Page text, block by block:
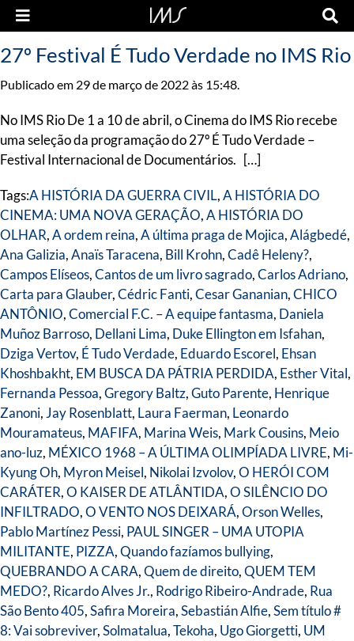
27º Festival É Tudo Verdade no IMS Rio
Publicado em 29 de março de 2022 às 15:48.
No IMS Rio De 1 a 10 de abril, o Cinema do IMS Rio recebe
uma seleção da programação do 27º É Tudo Verdade –
Festival Internacional de Documentários. […]
Tags:A HISTÓRIA DA GUERRA CIVIL,A HISTÓRIA DO
CINEMA: UMA NOVA GERAÇÃO,A HISTÓRIA DO
OLHAR,A ordem reina,A última praga de Mojica,Alágbedé,
Ana Galizia,Anaïs Taracena, Bill Krohn,Cadê Heleny?,
Campos Elíseos,Cantos de um livro sagrado,Carlos Adriano,
Carta para Glauber,Cédric Fanti,Cesar Gananian,CHICO
ANTÔNIO,Comercial F.C. – A equipe fantasma, Daniela
Muñoz Barroso, Dellani Lima, Duke Ellington em Isfahan,
Dziga Vertov, É Tudo Verdade, Eduardo Escorel, Ehsan
Khoshbakht, EM BUSCA DA PÁTRIA PERDIDA, Esther Vital,
Fernanda Pessoa,Gregory Baltz,Guto Parente, Henrique
Zanoni, Jay Rosenblatt, Laura Faerman, Leonardo
Mouramateus, MAFIFA, Marina Weis, Mark Cousins, Meio
ano-luz, MÉXICO 1968 – A ÚLTIMA OLIMPÍADA LIVRE, Mi-
Kyung Oh, Myron Meisel, Nikolai Izvolov,O HERÓI COM
CARÁTER,O KAISER DE ATLÂNTIDA,O SILÊNCIO DO
INFILTRADO,O VENTO NOS DEIXARÁ,Orson Welles,
Pablo Martínez Pessi, PAUL SINGER – UMA UTOPIA
MILITANTE, PIZZA,Quando fazíamos bullying,
QUEBRANDO A CARA,Quem de direito,QUEM TEM
MEDO?, Ricardo Alves Jr., Rodrigo Ribeiro-Andrade, Rua
São Bento 405,Safira Moreira,Sebastián Alfie,Sem título #
8: Vai sobreviver,Solmatalua,Tekoha, Ugo Giorgetti, UM